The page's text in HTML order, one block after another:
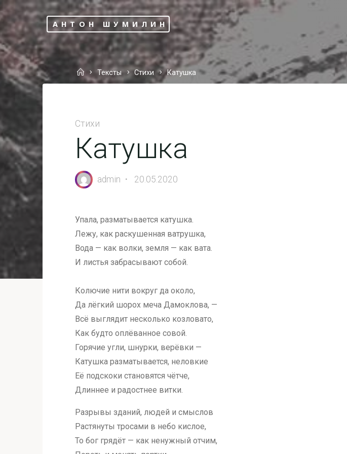
Перейти
к
содержимому
АНТОН ШУМИЛИН
Главная
Тексты Стихи Катушка
Стихи
Катушка
admin 20.05.2020
Упала, разматывается катушка.
Лежу, как раскушенная ватрушка,
Вода — как волки, земля — как вата.
И листья забрасывают собой.
Колючие нити вокруг да около,
Да лёгкий шорох меча Дамоклова, —
Всё выглядит несколько козловато,
Как будто оплёванное совой.
Горячие угли, шнурки, верёвки —
Катушка разматывается, неловкие
Её подскоки становятся чётче,
Длиннее и радостнее витки.
Разрывы зданий, людей и смыслов
Растянуты тросами в небо кислое,
То бог грядёт — как ненужный отчим,